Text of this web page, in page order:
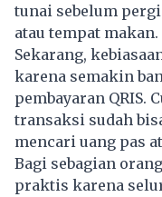
tunai sebelum
atau tempat makan.
Sekarang,
karena semakin
pembayaran QRIS.
transaksi sudah
mencari uang pas
Bagi sebagian
praktis karena